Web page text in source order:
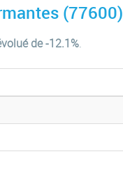
(77600)
de -12.1%.